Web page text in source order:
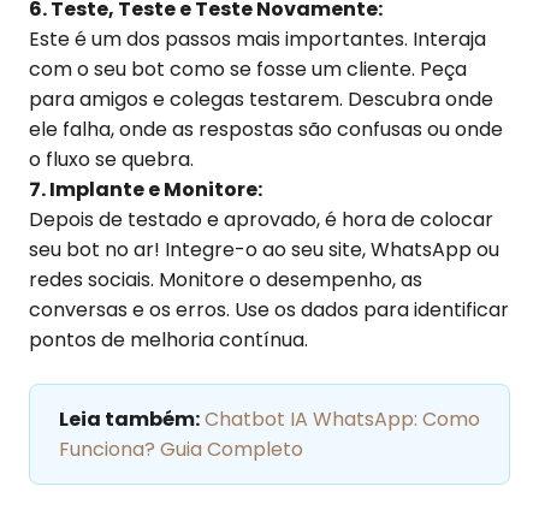
6. Teste, Teste e Teste Novamente:
Este é um dos passos mais importantes. Interaja
com o seu bot como se fosse um cliente. Peça
para amigos e colegas testarem. Descubra onde
ele falha, onde as respostas são confusas ou onde
o fluxo se quebra.
7. Implante e Monitore:
Depois de testado e aprovado, é hora de colocar
seu bot no ar! Integre-o ao seu site, WhatsApp ou
redes sociais. Monitore o desempenho, as
conversas e os erros. Use os dados para identificar
pontos de melhoria contínua.
Leia também:Chatbot IA WhatsApp: Como
Funciona? Guia Completo